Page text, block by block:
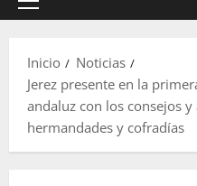
Menú
Inicio
Noticias
Jerez presente en la
andaluz con los consejos
hermandades y cofradías